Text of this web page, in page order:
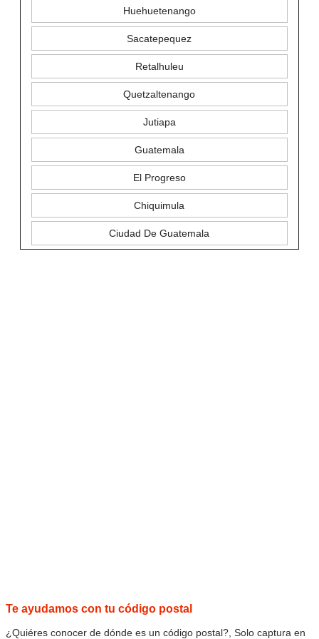
Huehuetenango
Sacatepequez
Retalhuleu
Quetzaltenango
Jutiapa
Guatemala
El Progreso
Chiquimula
Ciudad De Guatemala
Te ayudamos con tu código postal
¿Quiéres conocer de dónde es un código postal?, Solo captura en